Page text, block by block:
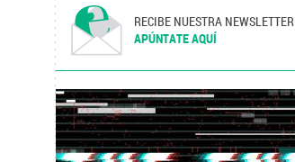
RECIBE NUESTRA NEWSLETTER
APÚNTATE AQUÍ